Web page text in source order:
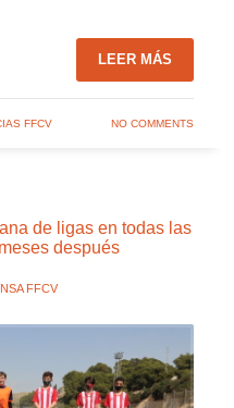
LEER MÁS
FFCV NO COMMENTS
de ligas en todas las
después
FFCV